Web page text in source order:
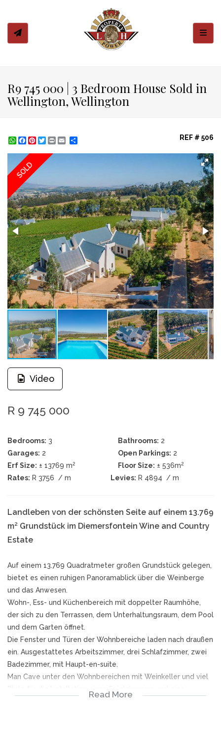
R9 745 000 | 3 Bedroom House Sold in
Wellington, Wellington
WhatsApp
Facebook
Pinterest
Twitter
Print REF # 506
SOLD
Video
R 9 745 000
Bedrooms: 3 Bathrooms: 2
Garages: 2 Open Parkings: 2
Erf Size: ± 13769 m2 Floor Size: ± 536m2
Rates: R 3756 / m Levies: R 4894 / m
Landleben von der schönsten Seite auf einem 13.769
m² Grundstück im Diemersfontein Wine and Country
Estate
Auf einem 13.769 Quadratmeter großen Grundstück gelegen,
bietet es einen ruhigen Panoramablick über die Weinberge
und das Anwesen.
Wohn-, Ess- und Küchenbereich mit doppelter Raumhöhe,
der sich zu den Terrassen, dem Unterhaltungsraum, dem Pool
und dem Garten öffnet.
Die Fenster und Türen der Wohnbereiche laden nach draußen
ein. Ausgestattetes Arbeitszimmer, drei Schlafzimmer, zwei
Badezimmer, mit Haupt-en-suite.
Man Cave unter den Wohnbereichen mit Weinkeller und viel
Read More